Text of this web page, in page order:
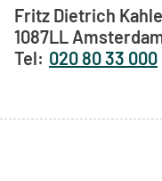
Fritz Dietrich
1087LL
020 80 33 000